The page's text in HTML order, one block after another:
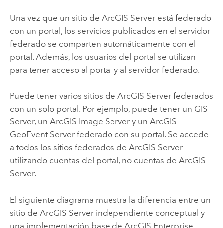
Una vez que un sitio de ArcGIS Serverestá federado
con un portal, los servicios publicados en el servidor
federado se comparten automáticamente con el
portal. Además, los usuarios del portal se utilizan
para tener acceso al portal y al servidor federado.
Puede tener varios sitios de ArcGIS Serverfederados
con un solo portal. Por ejemplo, puede tener un GIS
Server, un ArcGIS Image Servery un ArcGIS
GeoEvent Serverfederado con su portal. Se accede
a todos los sitios federados de ArcGIS Server
utilizando cuentas del portal, no cuentas de ArcGIS
Server.
El siguiente diagrama muestra la diferencia entre un
sitio de ArcGIS Serverindependiente conceptual y
una implementación base de ArcGIS Enterprise.